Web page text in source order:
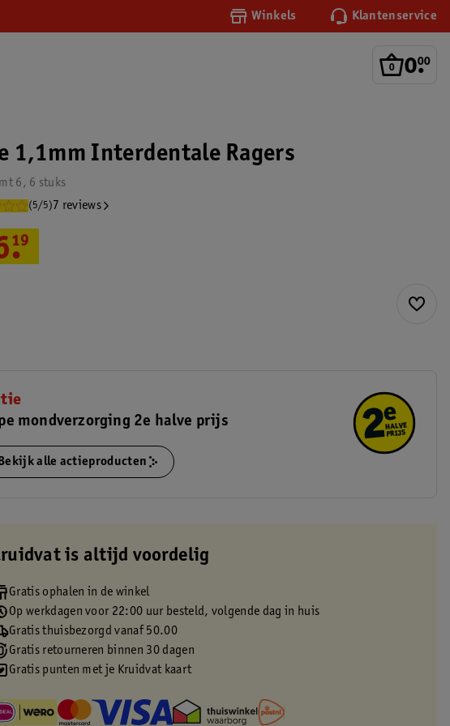
Winkels Klantenservice
0.
00
1,1mm Interdentale Ragers
6, 6 stuks
(5/5) 7 reviews
.
19
mondverzorging 2e halve prijs
Bekijk alle actieproducten
is altijd voordelig
Gratis ophalen in de winkel
Op werkdagen voor 22:00 uur besteld, volgende dag in huis
Gratis thuisbezorgd vanaf 50.00
Gratis retourneren binnen 30 dagen
Gratis punten met je Kruidvat kaart